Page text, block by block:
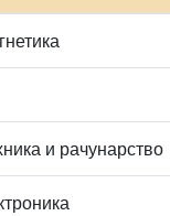
и рачунарство